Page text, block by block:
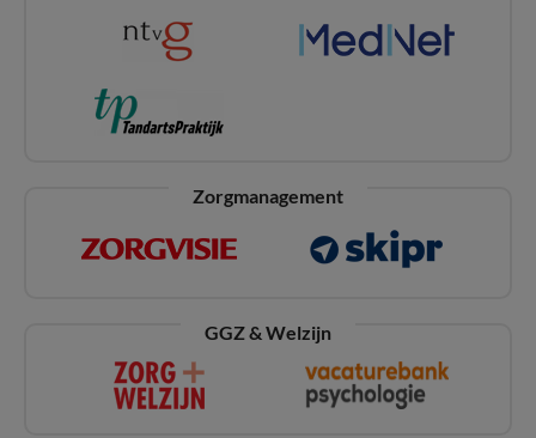
Zorgmanagement
GGZ & Welzijn